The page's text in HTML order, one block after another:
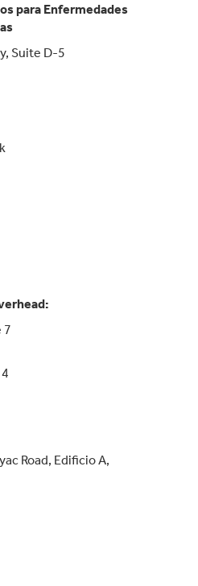
para Enfermedades
Suite D-5
7
Road, Edificio A,